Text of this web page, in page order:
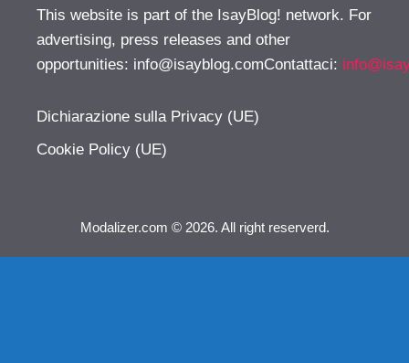
This website is part of the IsayBlog! network. For
advertising, press releases and other
opportunities: info@isayblog.comContattaci:
Dichiarazione sulla Privacy (UE)
Cookie Policy (UE)
Modalizer.com © 2026. All right reserverd.